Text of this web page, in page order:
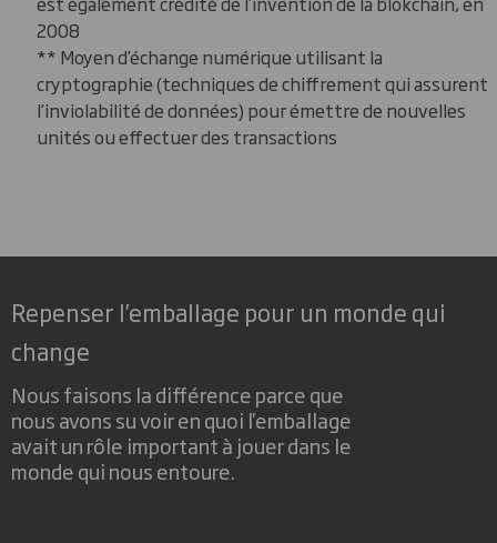
2008
** Moyen d’échange numérique utilisant la
cryptographie (techniques de chiffrement qui assurent
l’inviolabilité de données) pour émettre de nouvelles
unités ou effectuer des transactions
Repenser l’emballage pour un monde qui
change
Nous faisons la différence parce que
nous avons su voir en quoi l'emballage
avait un rôle important à jouer dans le
monde qui nous entoure.